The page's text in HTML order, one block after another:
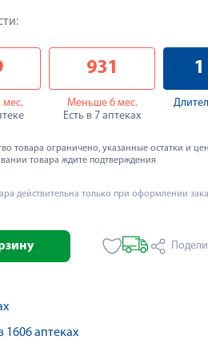
931
Меньше 6 мес.
Есть в 7 аптеках
товара ограничено, указанные остатки и
товара ждите подтверждения
действительна только при оформлении
1606 аптеках